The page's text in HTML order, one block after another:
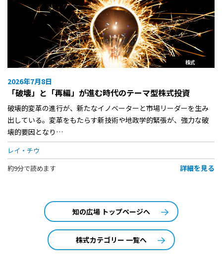
株式
2026年7月8日
「破壊」と「再編」が進む時代のテーマ型株式投資
破壊的変革の進行が、新たなイノベーターと市場リーダーを生み
出している。変革をもたらす新技術や地政学的緊張が、強力な破
壊的要因となり…
レイ・チウ
約9分で読めます
詳細を見る
知の広場 トップページへ
株式カテゴリー 一覧へ